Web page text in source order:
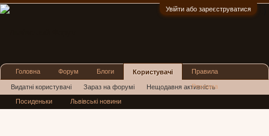
Увійти або зареєструватися
Головна Форум Блоги Користувачі
Видатні користувачі Зараз на форумі Нещодавня активність
Нові повідомлення профілю
Правила
Реклама
Посиденьки Львівські новини